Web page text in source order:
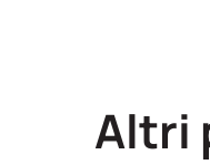
Altri